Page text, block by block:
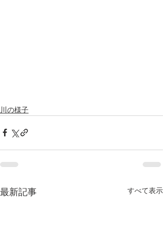
川の様子
最新記事 すべて表示